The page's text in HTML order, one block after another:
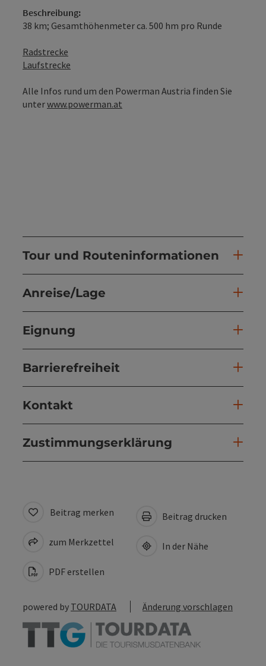
Beschreibung:
38 km; Gesamthöhenmeter ca. 500 hm pro Runde
Radstrecke
Laufstrecke
Alle Infos rund um den Powerman Austria finden Sie
unterwww.powerman.at
Tour und Routeninformationen
Anreise/Lage
Eignung
Barrierefreiheit
Kontakt
Zustimmungserklärung
Beitrag merken
zum Merkzettel
PDF erstellen
Beitrag drucken
In der Nähe
powered by TOURDATA Änderung vorschlagen